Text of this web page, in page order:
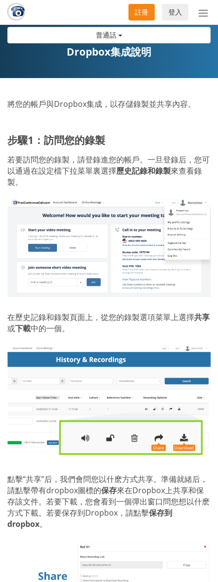
普通話
切
換
登入
註冊
Dropbox集成說明
將您的帳戶與Dropbox集成，以存儲錄製並共享內容。
步驟1：訪問您的錄製
若要訪問您的錄製，請登錄進您的帳戶。一旦登錄后，您可
以通過在設定檔下拉菜單裏選擇歷史記錄和錄製來查看錄
製。
在歷史記錄和錄製頁面上，從您的錄製選項菜單上選擇共享
或下載中的一個。
點擊“共享”后，我們會問您以什麽方式共享。準備就緒后，
請點擊帶有dropbox圖標的保存來在Dropbox上共享和保
存該文件。若要下載，您會看到一個彈出窗口問您想以什麽
方式下載。若要保存到Dropbox，請點擊保存到
dropbox。